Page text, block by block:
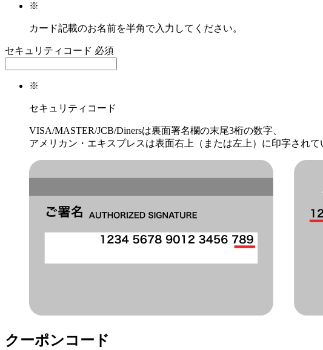
※
カード記載のお名前を半角で入力してください。
セキュリティコード 必須
※
セキュリティコード
VISA/MASTER/JCB/Dinersは裏面署名欄の末尾3桁の数字、
アメリカン・エキスプレスは表面右上（または左上）に印字されて
クーポンコード